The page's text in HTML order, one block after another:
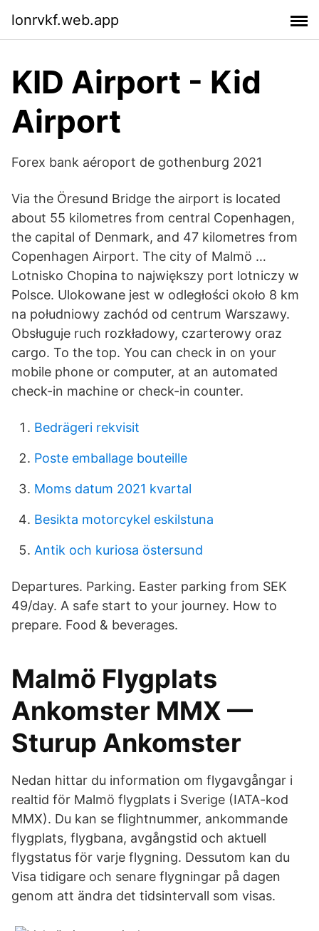
lonrvkf.web.app
KID Airport - Kid
Airport
Forex bank aéroport de gothenburg 2021
Via the Öresund Bridge the airport is located
about 55 kilometres from central Copenhagen,
the capital of Denmark, and 47 kilometres from
Copenhagen Airport. The city of Malmö …
Lotnisko Chopina to największy port lotniczy w
Polsce. Ulokowane jest w odległości około 8 km
na południowy zachód od centrum Warszawy.
Obsługuje ruch rozkładowy, czarterowy oraz
cargo. To the top. You can check in on your
mobile phone or computer, at an automated
check-in machine or check-in counter.
Bedrägeri rekvisit
Poste emballage bouteille
Moms datum 2021 kvartal
Besikta motorcykel eskilstuna
Antik och kuriosa östersund
Departures. Parking. Easter parking from SEK
49/day. A safe start to your journey. How to
prepare. Food & beverages.
Malmö Flygplats
Ankomster MMX —
Sturup Ankomster
Nedan hittar du information om flygavgångar i
realtid för Malmö flygplats i Sverige (IATA-kod
MMX). Du kan se flightnummer, ankommande
flygplats, flygbana, avgångstid och aktuell
flygstatus för varje flygning. Dessutom kan du
Visa tidigare och senare flygningar på dagen
genom att ändra det tidsintervall som visas.